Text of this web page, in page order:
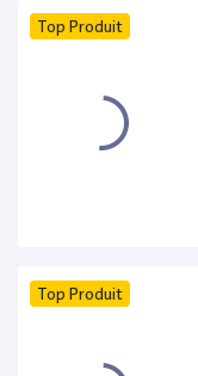
Top Produit
Top Produit